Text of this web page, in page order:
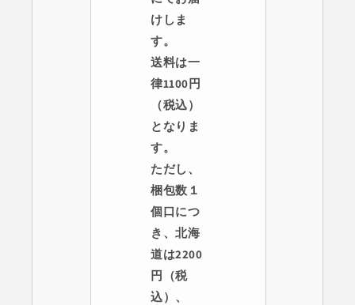
けしま
す。
送料は一
律1100円
（税込）
となりま
す。
ただし、
梱包数１
個口につ
き、北海
道は2200
円（税
込）、